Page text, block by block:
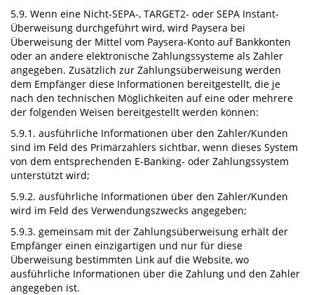
5.9. Wenn eine Nicht-SEPA-, TARGET2- oder SEPA Instant-
Überweisung durchgeführt wird, wird Paysera bei
Überweisung der Mittel vom Paysera-Konto auf Bankkonten
oder an andere elektronische Zahlungssysteme als Zahler
angegeben. Zusätzlich zur Zahlungsüberweisung werden
dem Empfänger diese Informationen bereitgestellt, die je
nach den technischen Möglichkeiten auf eine oder mehrere
der folgenden Weisen bereitgestellt werden können:
5.9.1. ausführliche Informationen über den Zahler/Kunden
sind im Feld des Primärzahlers sichtbar, wenn dieses System
von dem entsprechenden E-Banking- oder Zahlungssystem
unterstützt wird;
5.9.2. ausführliche Informationen über den Zahler/Kunden
wird im Feld des Verwendungszwecks angegeben;
5.9.3. gemeinsam mit der Zahlungsüberweisung erhält der
Empfänger einen einzigartigen und nur für diese
Überweisung bestimmten Link auf die Website, wo
ausführliche Informationen über die Zahlung und den Zahler
angegeben ist.